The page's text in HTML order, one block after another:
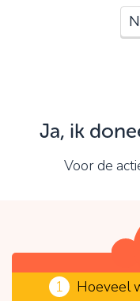
Ja, ik
Voor de
1 Hoeveel
Je kunt nog niet
Controleer en